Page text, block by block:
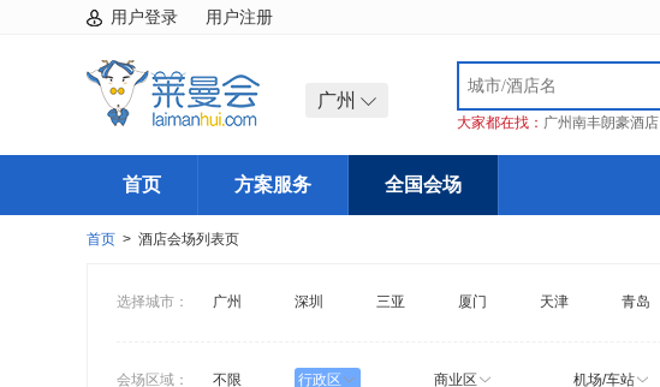
用户登录 用户注册
广州
大家都在找： 广州南丰朗豪酒店
首页 方案服务 全国会场
首页 > 酒店会场列表页
选择城市： 广州 深圳 三亚 厦门 天津 青岛
会场区域： 不限 行政区 商业区 机场/车站